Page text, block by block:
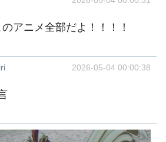
アニメ全部だよ！！！！
2026-05-04 00:00:38